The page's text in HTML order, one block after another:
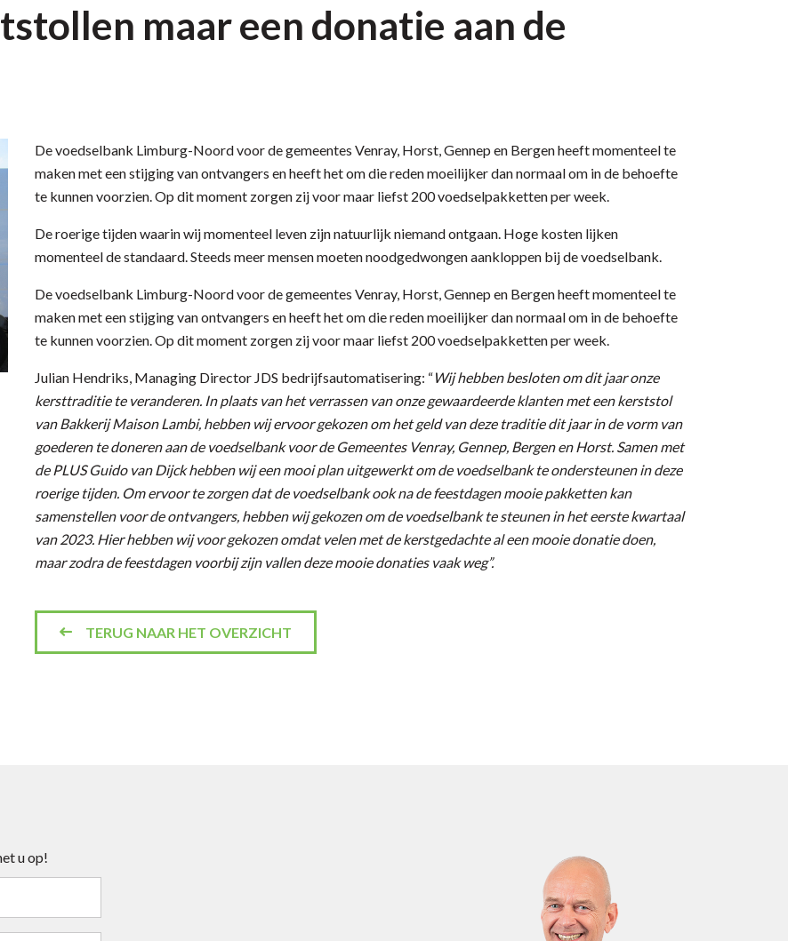
maar een donatie aan de
De voedselbank Limburg-Noord voor de gemeentes Venray, Horst, Gennep en Bergen heeft momenteel te
maken met een stijging van ontvangers en heeft het om die reden moeilijker dan normaal om in de behoefte
te kunnen voorzien. Op dit moment zorgen zij voor maar liefst 200 voedselpakketten per week.
De roerige tijden waarin wij momenteel leven zijn natuurlijk niemand ontgaan. Hoge kosten lijken
momenteel de standaard. Steeds meer mensen moeten noodgedwongen aankloppen bij de voedselbank.
De voedselbank Limburg-Noord voor de gemeentes Venray, Horst, Gennep en Bergen heeft momenteel te
maken met een stijging van ontvangers en heeft het om die reden moeilijker dan normaal om in de behoefte
te kunnen voorzien. Op dit moment zorgen zij voor maar liefst 200 voedselpakketten per week.
Julian Hendriks, Managing Director JDS bedrijfsautomatisering: “Wij hebben besloten om dit jaar onze
kersttraditie te veranderen. In plaats van het verrassen van onze gewaardeerde klanten met een kerststol
van Bakkerij Maison Lambi, hebben wij ervoor gekozen om het geld van deze traditie dit jaar in de vorm van
goederen te doneren aan de voedselbank voor de Gemeentes Venray, Gennep, Bergen en Horst. Samen met
de PLUS Guido van Dijck hebben wij een mooi plan uitgewerkt om de voedselbank te ondersteunen in deze
roerige tijden. Om ervoor te zorgen dat de voedselbank ook na de feestdagen mooie pakketten kan
samenstellen voor de ontvangers, hebben wij gekozen om de voedselbank te steunen in het eerste kwartaal
van 2023. Hier hebben wij voor gekozen omdat velen met de kerstgedachte al een mooie donatie doen,
maar zodra de feestdagen voorbij zijn vallen deze mooie donaties vaak weg”.
TERUG NAAR HET OVERZICHT
u op!